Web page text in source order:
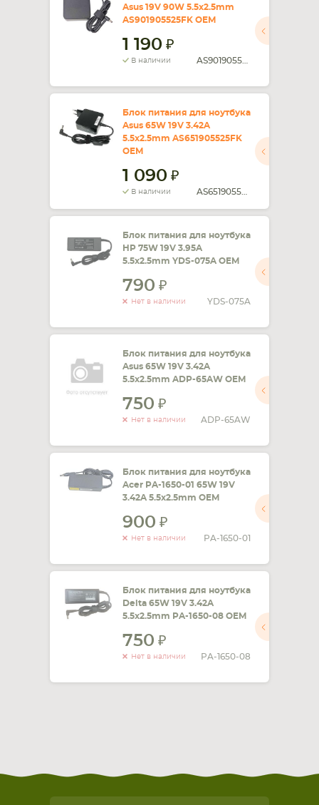
Asus 19V 90W 5.5x2.5mm
AS901905525FK OEM
1 190
В наличии
Блок питания для ноутбука
Asus 65W 19V 3.42A
5.5x2.5mm AS651905525FK
OEM
1 090
В наличии
Блок питания для ноутбука
HP 75W 19V 3.95A
5.5x2.5mm YDS-075A OEM
790
Нет в наличии YDS-075A
Блок питания для ноутбука
Asus 65W 19V 3.42A
5.5x2.5mm ADP-65AW OEM
750
Нет в наличии ADP-65AW
Блок питания для ноутбука
Acer PA-1650-01 65W 19V
3.42A 5.5x2.5mm OEM
900
Нет в наличии PA-1650-01
Блок питания для ноутбука
Delta 65W 19V 3.42A
5.5x2.5mm PA-1650-08 OEM
750
Нет в наличии PA-1650-08